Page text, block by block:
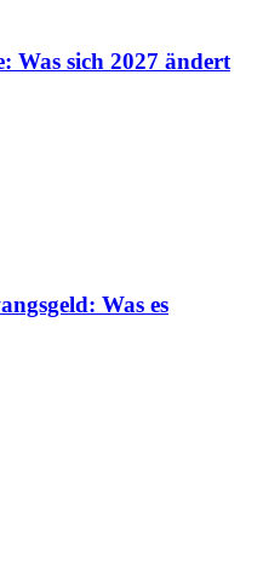
Was sich 2027 ändert
Was es